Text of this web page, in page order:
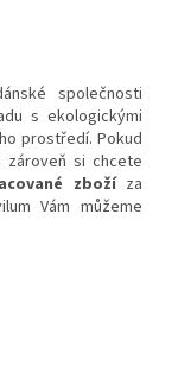
společnosti
s ekologickými
prostředí. Pokud
zároveň si chcete
zbožíza
Vám můžeme